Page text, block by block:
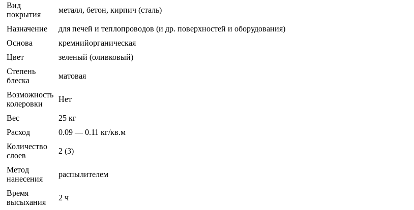
Вид
покрытия
металл, бетон, кирпич (сталь)
Назначение
для печей и теплопроводов (и др. поверхностей и оборудования)
Основа
кремнийорганическая
Цвет
зеленый (оливковый)
Степень
блеска
матовая
Возможность
колеровки
Нет
Вес
25 кг
Расход
0.09 — 0.11 кг/кв.м
Количество
слоев
2 (3)
Метод
нанесения
распылителем
Время
высыхания
2 ч